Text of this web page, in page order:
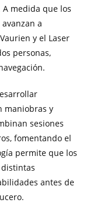
A medida que los
a
y el Laser
personas,
maniobras y
sesiones
fomentando el
permite que los
antes de